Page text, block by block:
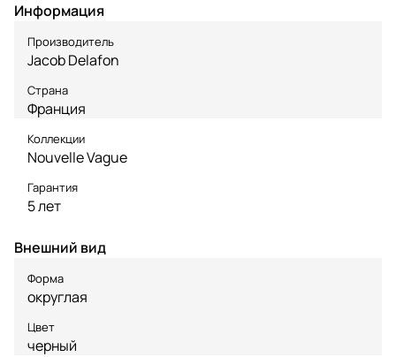
Информация
Производитель
Jacob Delafon
Страна
Франция
Коллекции
Nouvelle Vague
Гарантия
5 лет
Внешний вид
Форма
округлая
Цвет
черный